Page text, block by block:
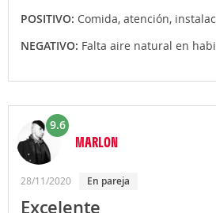
POSITIVO: Comida, atención,
NEGATIVO: Falta aire natural en
9.6
MARLON
28/11/2020 en pareja
Excelente